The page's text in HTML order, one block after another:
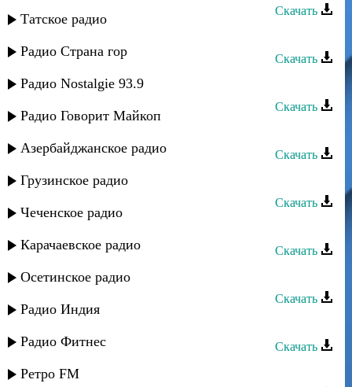
Татское радио
Радио Страна гор
Радио Nostalgie 93.9
Радио Говорит Майкоп
Азербайджанское радио
Грузинское радио
Чеченское радио
Карачаевское радио
Осетинское радио
Радио Индия
Радио Фитнес
Ретро FM
Скачать
Скачать
Тарлан Мамедов - Ширин ширин
Скачать
Скачать
Тарлан Мамедов - Маги дилбер
Скачать
Скачать
Тарлан Мамедов - Яр вуна
Скачать
Скачать
Тарлан Мамедов - Иер руш